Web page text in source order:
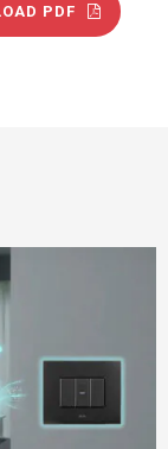
PDF